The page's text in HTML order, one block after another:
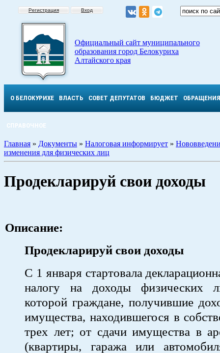
Регистрация Вход
Официальный сайт муниципального
образования город Белокуриха
Алтайского края
О БЕЛОКУРИХЕ ВЛАСТЬ СОВЕТ ДЕПУТАТОВ БЮДЖЕТ ОБРАЩЕНИЯ
СПРАВОЧНОЕ
Главная » Документы » Налоговая информирует »
изменения для физических лиц
Продекларируй свои доходы
Описание:
Продекларируй свои доходы
С 1 января стартовала
налогу на доходы физических
которой граждане, получившие
имущества, находившегося в
трех лет; от сдачи имущества в
(квартиры, гаража или